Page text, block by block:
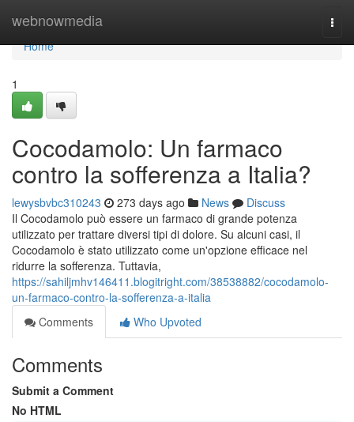
webnowmedia
Home
Home
1
Cocodamolo: Un farmaco
contro la sofferenza a Italia?
lewysbvbc310243 273 days ago News
Discuss
Il Cocodamolo può essere un farmaco di grande potenza
utilizzato per trattare diversi tipi di dolore. Su alcuni casi, il
Cocodamolo è stato utilizzato come un'opzione efficace nel
ridurre la sofferenza. Tuttavia,
https://sahiljmhv146411.blogitright.com/38538882/cocodamolo-
un-farmaco-contro-la-sofferenza-a-italia
Comments
Who Upvoted
Comments
Submit a Comment
No HTML